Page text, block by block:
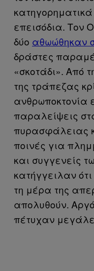
επεισόδια. Τον
δύο αθωώθηκαν
δράστες
«σκοτάδι». Από
της τράπεζας
ανθρωποκτονία
παραλείψεις
πυρασφάλειας
ποινές για
και συγγενείς
κατήγγειλαν ότι
τη μέρα της
απολυθούν.
πέτυχαν